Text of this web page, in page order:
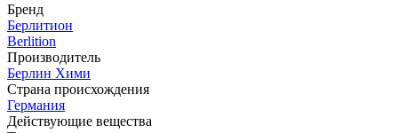
Бренд
Берлитион
Berlition
Производитель
Берлин Хими
Страна происхождения
Германия
Действующие вещества